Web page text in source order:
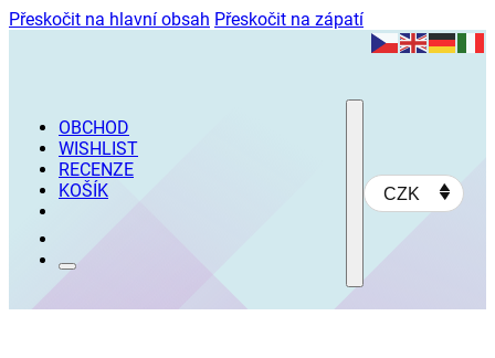
Přeskočit na hlavní obsah Přeskočit na zápatí
OBCHOD
WISHLIST
RECENZE
KOŠÍK
CZK